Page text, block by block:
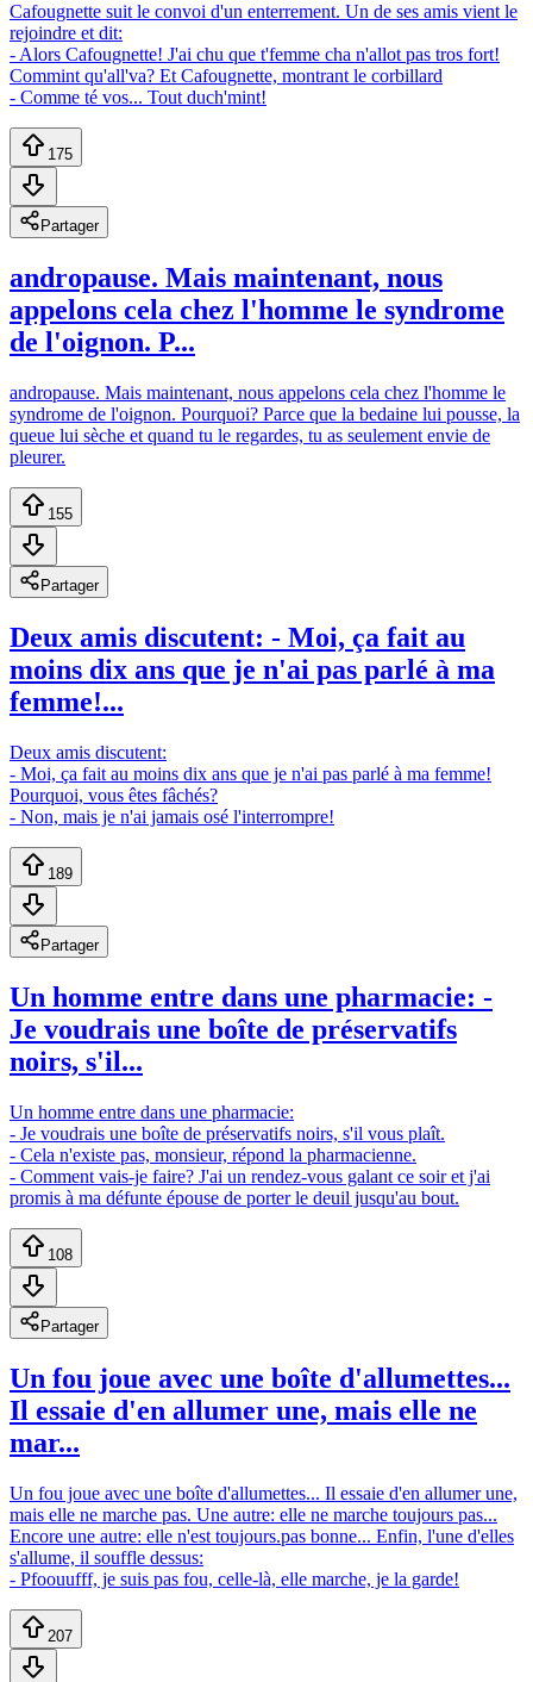
Cafougnette suit le convoi d'un enterrement. Un de ses amis vient le
rejoindre et dit:
- Alors Cafougnette! J'ai chu que t'femme cha n'allot pas tros fort!
Commint qu'all'va? Et Cafougnette, montrant le corbillard
- Comme té vos... Tout duch'mint!
175
Partager
andropause. Mais maintenant, nous
appelons cela chez l'homme le syndrome
de l'oignon. P...
andropause. Mais maintenant, nous appelons cela chez l'homme le
syndrome de l'oignon. Pourquoi? Parce que la bedaine lui pousse, la
queue lui sèche et quand tu le regardes, tu as seulement envie de
pleurer.
155
Partager
Deux amis discutent: - Moi, ça fait au
moins dix ans que je n'ai pas parlé à ma
femme!...
Deux amis discutent:
- Moi, ça fait au moins dix ans que je n'ai pas parlé à ma femme!
Pourquoi, vous êtes fâchés?
- Non, mais je n'ai jamais osé l'interrompre!
189
Partager
Un homme entre dans une pharmacie: -
Je voudrais une boîte de préservatifs
noirs, s'il...
Un homme entre dans une pharmacie:
- Je voudrais une boîte de préservatifs noirs, s'il vous plaît.
- Cela n'existe pas, monsieur, répond la pharmacienne.
- Comment vais-je faire? J'ai un rendez-vous galant ce soir et j'ai
promis à ma défunte épouse de porter le deuil jusqu'au bout.
108
Partager
Un fou joue avec une boîte d'allumettes...
Il essaie d'en allumer une, mais elle ne
mar...
Un fou joue avec une boîte d'allumettes... Il essaie d'en allumer une,
mais elle ne marche pas. Une autre: elle ne marche toujours pas...
Encore une autre: elle n'est toujours.pas bonne... Enfin, l'une d'elles
s'allume, il souffle dessus:
- Pfoouufff, je suis pas fou, celle-là, elle marche, je la garde!
207